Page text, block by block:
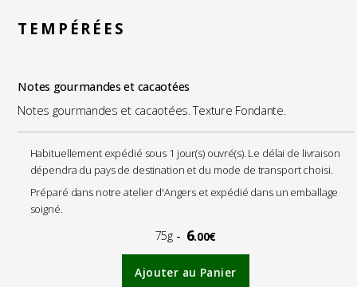
TEMPÉRÉES
Notes gourmandes et cacaotées
Notes gourmandes et cacaotées. Texture Fondante.
Habituellement expédié sous 1 jour(s) ouvré(s). Le délai de livraison
dépendra du pays de destination et du mode de transport choisi.
Préparé dans notre atelier d'Angers et expédié dans un emballage
soigné.
75g 6.00€
Ajouter au Panier